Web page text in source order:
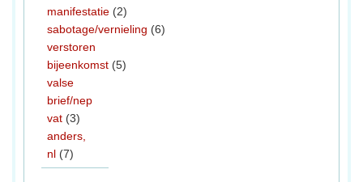
manifestatie (2)
sabotage/vernieling (6)
verstoren
bijeenkomst (5)
valse
brief/nep
vat (3)
anders,
nl (7)